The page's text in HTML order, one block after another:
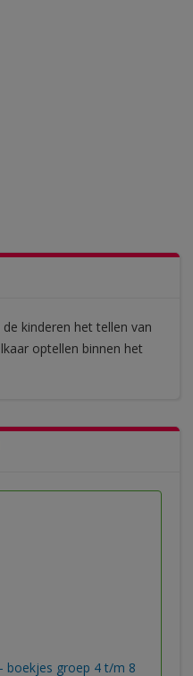
kinderen het tellen van
optellen binnen het
boekjes groep 4 t/m 8